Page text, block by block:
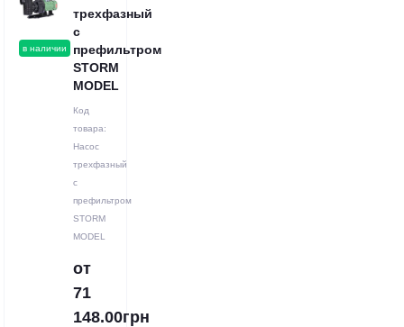
в наличии
трехфазный
с
префильтром
STORM
MODEL
Код
товара:
Насос
трехфазный
с
префильтром
STORM
MODEL
от
71
148.00грн